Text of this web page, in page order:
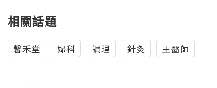
相關話題
馨禾堂 婦科 調理 針灸 王醫師